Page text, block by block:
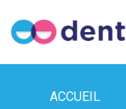
ACCUEIL